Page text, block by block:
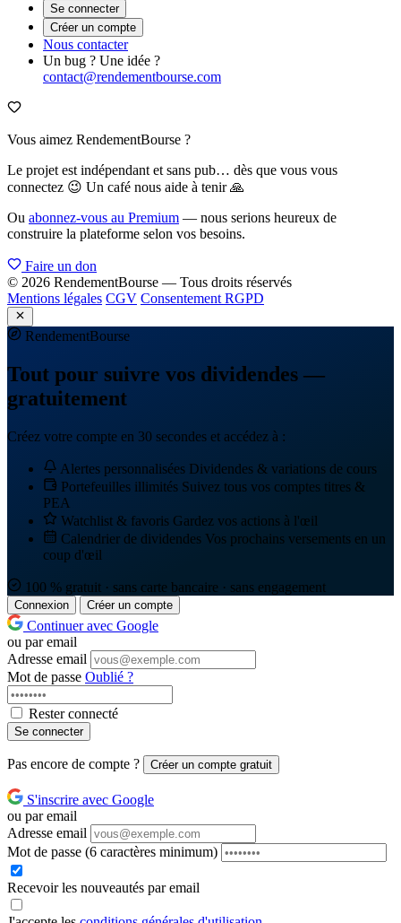
Se connecter
Créer un compte
Nous contacter
Un bug ? Une idée ?
contact@rendementbourse.com
Vous aimez RendementBourse ?
Le projet est indépendant et sans pub… dès que vous vous
connectez 😉 Un café nous aide à tenir 🙏
Ou abonnez-vous au Premium — nous serions heureux de
construire la plateforme selon vos besoins.
Faire un don
© 2026 RendementBourse — Tous droits réservés
Mentions légales CGV Consentement RGPD
RendementBourse
Tout pour suivre vos dividendes —
gratuitement
Créez votre compte en 30 secondes et accédez à :
Alertes personnalisées Dividendes & variations de cours
Portefeuilles illimités Suivez tous vos comptes titres &
PEA
Watchlist & favoris Gardez vos actions à l'œil
Calendrier de dividendes Vos prochains versements en un
coup d'œil
100 % gratuit · sans carte bancaire · sans engagement
Connexion Créer un compte
Continuer avec Google
ou par email
Adresse email
Mot de passe Oublié ?
Rester connecté
Se connecter
Pas encore de compte ? Créer un compte gratuit
S'inscrire avec Google
ou par email
Adresse email
Mot de passe (6 caractères minimum)
Recevoir les nouveautés par email